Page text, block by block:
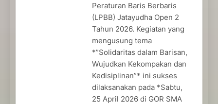
Peraturan Baris Berbaris
(LPBB) Jatayudha Open 2
Tahun 2026. Kegiatan yang
mengusung tema
*”Solidaritas dalam Barisan,
Wujudkan Kekompakan dan
Kedisiplinan”* ini sukses
dilaksanakan pada *Sabtu,
25 April 2026 di GOR SMA